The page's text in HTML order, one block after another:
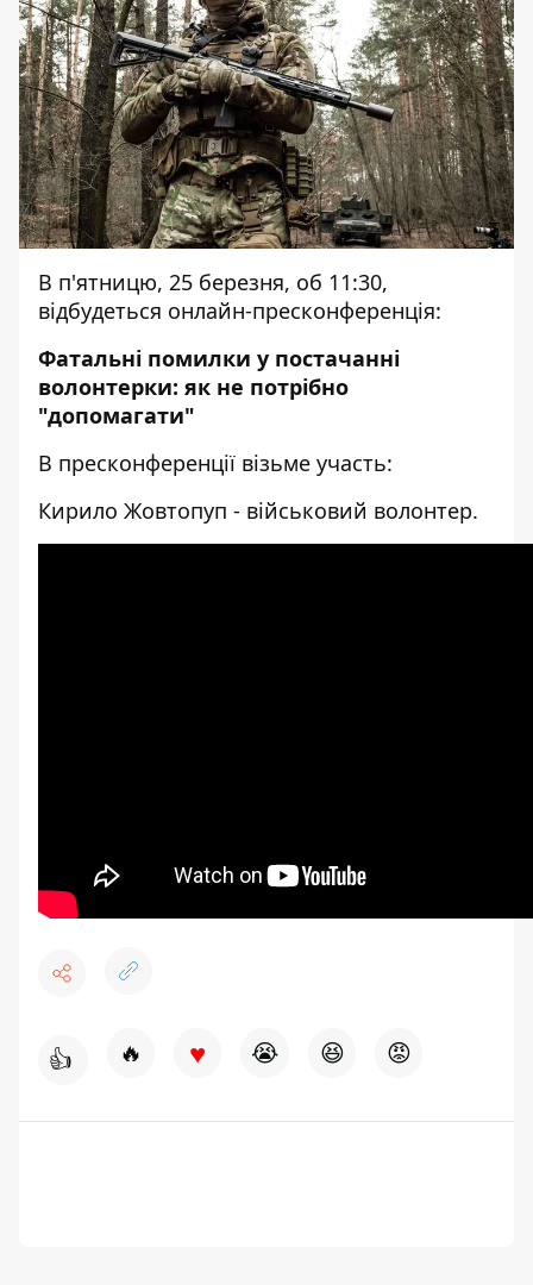
В п'ятницю, 25 березня, об 11:30,
відбудеться онлайн-пресконференція:
Фатальні помилки у постачанні
волонтерки: як не потрібно
"допомагати"
В пресконференції візьме участь:
Кирило Жовтопуп - військовий волонтер.
👍 🔥 ♥ 😭 😆 😡